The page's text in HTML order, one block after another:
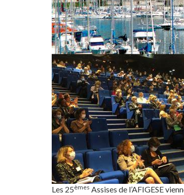
Les 25èmes Assises de l’AFIGESE